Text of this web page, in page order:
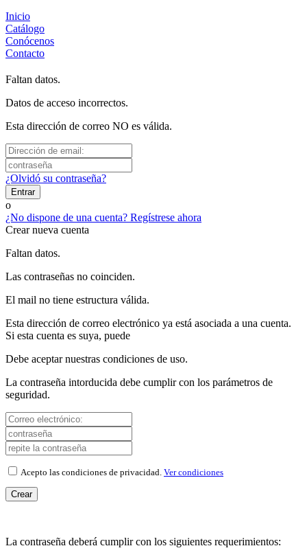
Inicio
Catálogo
Conócenos
Contacto
Faltan datos.
Datos de acceso incorrectos.
Esta dirección de correo NO es válida.
¿Olvidó su contraseña?
Entrar
o
¿No dispone de una cuenta? Regístrese ahora
Crear nueva cuenta
Faltan datos.
Las contraseñas no coinciden.
El mail no tiene estructura válida.
Esta dirección de correo electrónico ya está asociada a una cuenta.
Si esta cuenta es suya, puede
Debe aceptar nuestras condiciones de uso.
La contraseña intorducida debe cumplir con los parámetros de
seguridad.
Acepto las condiciones de privacidad. Ver condiciones
Crear
La contraseña deberá cumplir con los siguientes requerimientos: